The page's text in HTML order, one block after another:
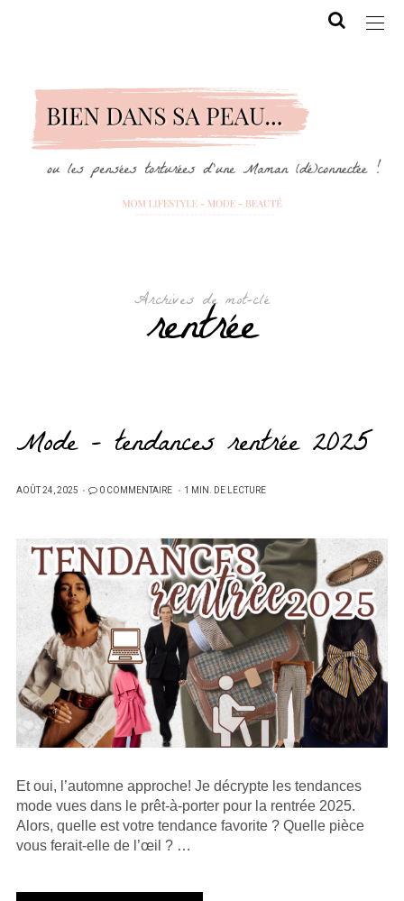
Archives de mot-clé
rentrée
Mode – tendances rentrée 2025
PUBLIÉ
AOÛT 24, 2025 0 COMMENTAIRE 1 MIN. DE LECTURE
Et oui, l’automne approche! Je décrypte les tendances
mode vues dans le prêt-à-porter pour la rentrée 2025.
Alors, quelle est votre tendance favorite ? Quelle pièce
vous ferait-elle de l’œil ? …